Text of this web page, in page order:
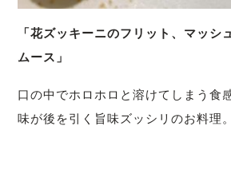
「花ズッキーニのフリット、マッシ
ムース」
口の中でホロホロと溶けてしまう食
味が後を引く旨味ズッシリのお料理。